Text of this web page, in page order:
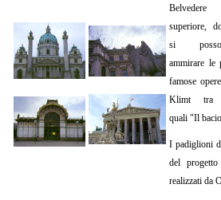
Belvedere
superiore,
si
ammirare le
famose
Klimt tra
quali "Il
I padiglioni
del
realizzati da